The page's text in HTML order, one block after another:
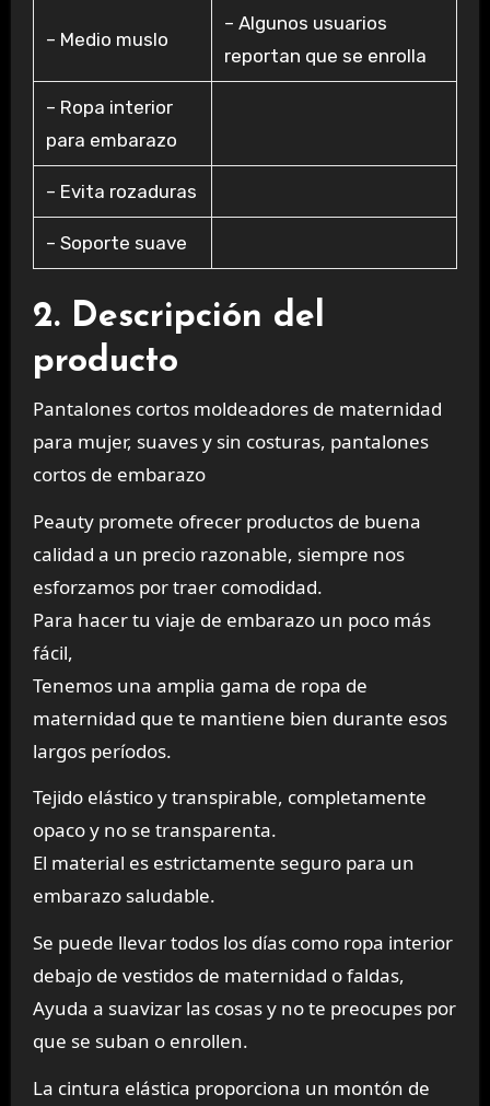
– Medio muslo
– Algunos usuarios
reportan que se enrolla
– Ropa interior
para embarazo
– Evita rozaduras
– Soporte suave
2. Descripción del
producto
Pantalones cortos moldeadores de maternidad
para mujer, suaves y sin costuras, pantalones
cortos de embarazo
Peauty promete ofrecer productos de buena
calidad a un precio razonable, siempre nos
esforzamos por traer comodidad.
Para hacer tu viaje de embarazo un poco más
fácil,
Tenemos una amplia gama de ropa de
maternidad que te mantiene bien durante esos
largos períodos.
Tejido elástico y transpirable, completamente
opaco y no se transparenta.
El material es estrictamente seguro para un
embarazo saludable.
Se puede llevar todos los días como ropa interior
debajo de vestidos de maternidad o faldas,
Ayuda a suavizar las cosas y no te preocupes por
que se suban o enrollen.
La cintura elástica proporciona un montón de